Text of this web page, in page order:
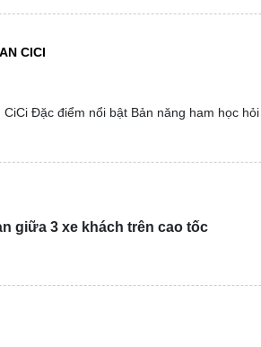
nhỉnh hơn một chút so với phiên
CICI
Đặc điểm nổi bật Bản năng ham học
giữa 3 xe khách trên cao tốc